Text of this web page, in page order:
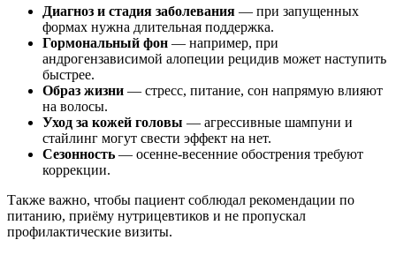
Диагноз и стадия заболевания — при запущенных
формах нужна длительная поддержка.
Гормональный фон — например, при
андрогензависимой алопеции рецидив может наступить
быстрее.
Образ жизни — стресс, питание, сон напрямую влияют
на волосы.
Уход за кожей головы — агрессивные шампуни и
стайлинг могут свести эффект на нет.
Сезонность — осенне-весенние обострения требуют
коррекции.
Также важно, чтобы пациент соблюдал рекомендации по
питанию, приёму нутрицевтиков и не пропускал
профилактические визиты.